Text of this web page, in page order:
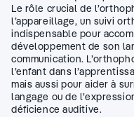
Le rôle crucial de
l’appareillage, un suivi
indispensable pour
développement de son
communication.
l’enfant dans
mais aussi pour aider à
langage ou de
déficience auditive.